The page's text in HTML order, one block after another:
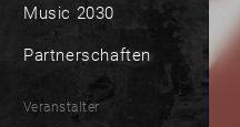
Music 2030
Partnerschaften
Veranstalter